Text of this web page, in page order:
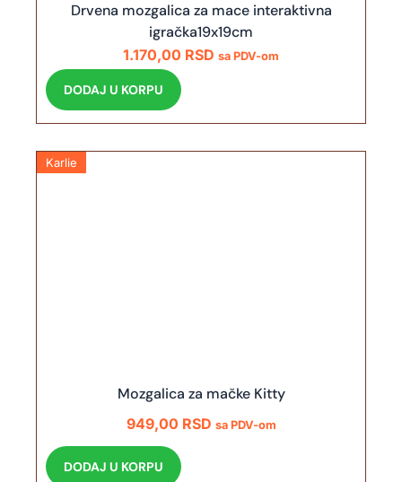
Drvena mozgalica za mace interaktivna
igračka19x19cm
1.170,00 RSD sa PDV-om
DODAJ U KORPU
Karlie
Mozgalica za mačke Kitty
949,00 RSD sa PDV-om
DODAJ U KORPU